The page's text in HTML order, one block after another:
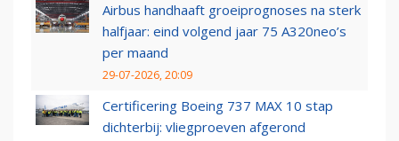
Airbus handhaaft groeiprognoses na sterk
halfjaar: eind volgend jaar 75 A320neo’s
per maand
29-07-2026, 20:09
Certificering Boeing 737 MAX 10 stap
dichterbij: vliegproeven afgerond